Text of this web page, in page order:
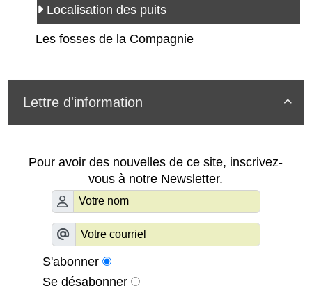
Localisation des puits
Les fosses de la Compagnie

Lettre d'information
Pour avoir des nouvelles de ce site, inscrivez-
vous à notre Newsletter.
S'abonner
Se désabonner